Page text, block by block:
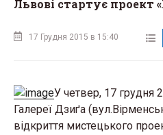
Львові стартує проект
17 Грудня 2015 в 15:40
У четвер, 17 грудня
Галереї Дзиґа
відкриття мистецького